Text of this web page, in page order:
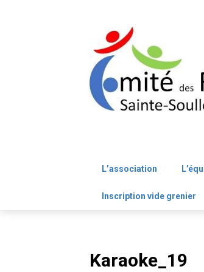
L’association
Inscription vide grenier
Karaoke_19